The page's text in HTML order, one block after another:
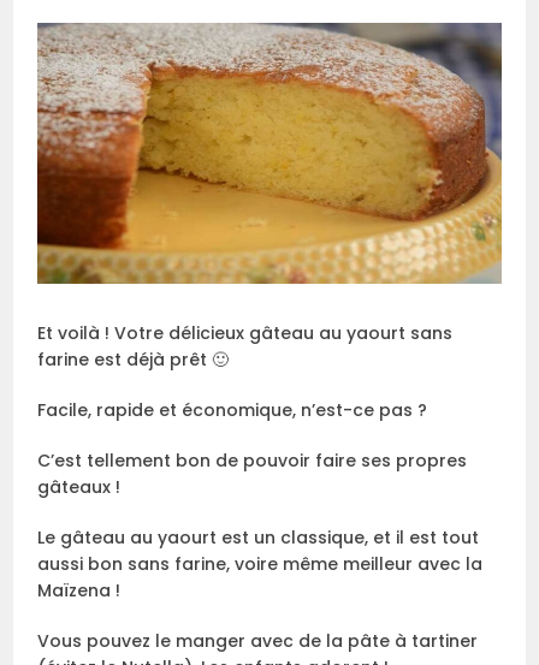
Et voilà ! Votre délicieux gâteau au yaourt sans
farine est déjà prêt 🙂
Facile, rapide et économique, n’est-ce pas ?
C’est tellement bon de pouvoir faire ses propres
gâteaux !
Le gâteau au yaourt est un classique, et il est tout
aussi bon sans farine, voire même meilleur avec la
Maïzena !
Vous pouvez le manger avec de la pâte à tartiner